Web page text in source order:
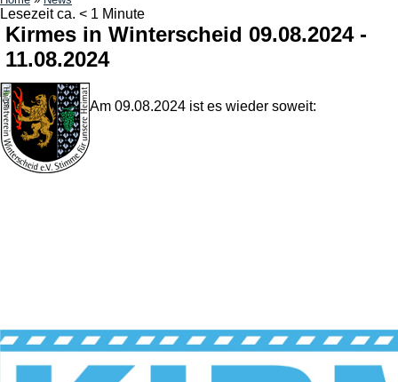
Lesezeit ca. < 1 Minute
Kirmes in Winterscheid 09.08.2024 -
11.08.2024
Am 09.08.2024 ist es wieder soweit: